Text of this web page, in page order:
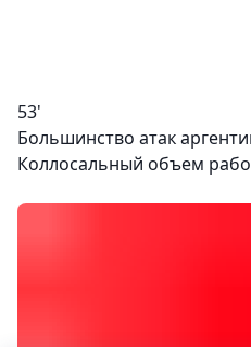
53'
Большинство атак
Коллосальный объем